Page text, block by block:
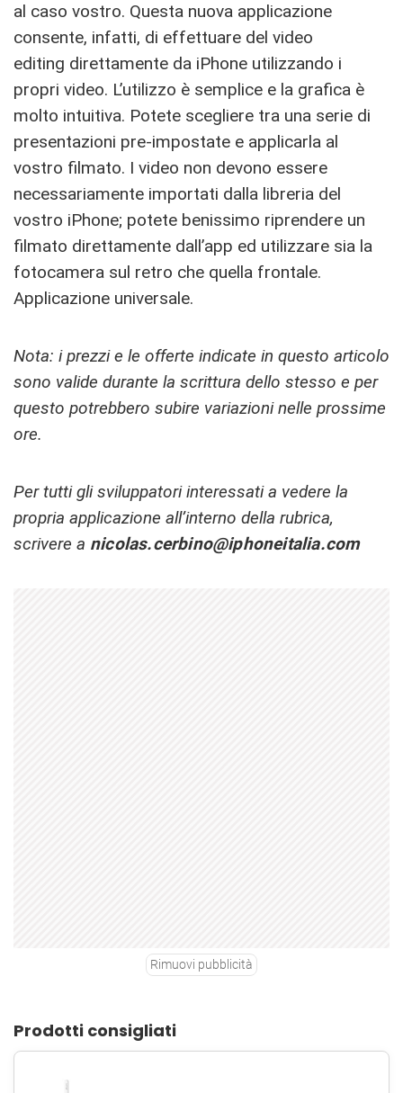
al caso vostro. Questa nuova applicazione
consente, infatti, di effettuare del video
editing direttamente da iPhone utilizzando i
propri video. L’utilizzo è semplice e la grafica è
molto intuitiva. Potete scegliere tra una serie di
presentazioni pre-impostate e applicarla al
vostro filmato. I video non devono essere
necessariamente importati dalla libreria del
vostro iPhone; potete benissimo riprendere un
filmato direttamente dall’app ed utilizzare sia la
fotocamera sul retro che quella frontale.
Applicazione universale.
Nota: i prezzi e le offerte indicate in questo articolo
sono valide durante la scrittura dello stesso e per
questo potrebbero subire variazioni nelle prossime
ore.
Per tutti gli sviluppatori interessati a vedere la
propria applicazione all’interno della rubrica,
scrivere a nicolas.cerbino@iphoneitalia.com
Rimuovi pubblicità
Prodotti consigliati